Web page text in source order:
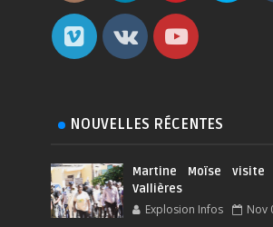
NOUVELLES RÉCENTES
Martine Moïse visite
Vallières
Explosion Infos Nov